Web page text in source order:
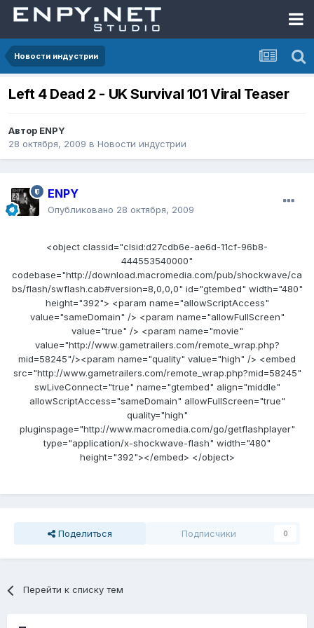
Новости индустрии
Left 4 Dead 2 - UK Survival 101 Viral Teaser
Автор ENPY
28 октября, 2009 в Новости индустрии
ENPY
Опубликовано 28 октября, 2009
<object classid="clsid:d27cdb6e-ae6d-11cf-96b8-
444553540000"
codebase="http://download.macromedia.com/pub/shockwave/ca
bs/flash/swflash.cab#version=8,0,0,0" id="gtembed" width="480"
height="392"> <param name="allowScriptAccess"
value="sameDomain" /> <param name="allowFullScreen"
value="true" /> <param name="movie"
value="http://www.gametrailers.com/remote_wrap.php?
mid=58245"/><param name="quality" value="high" /> <embed
src="http://www.gametrailers.com/remote_wrap.php?mid=58245"
swLiveConnect="true" name="gtembed" align="middle"
allowScriptAccess="sameDomain" allowFullScreen="true"
quality="high"
pluginspage="http://www.macromedia.com/go/getflashplayer"
type="application/x-shockwave-flash" width="480"
height="392"></embed> </object>
Поделиться Подписчики 0
Перейти к списку тем